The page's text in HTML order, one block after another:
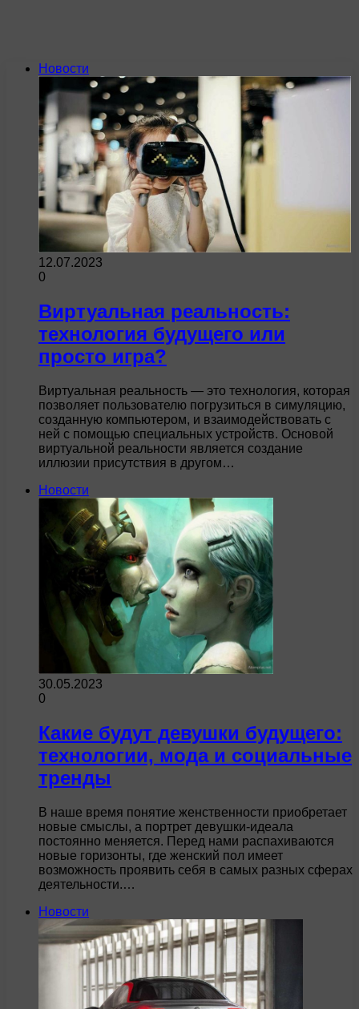
Новости
12.07.2023
0
Виртуальная реальность:
технология будущего или
просто игра?
Виртуальная реальность — это технология, которая
позволяет пользователю погрузиться в симуляцию,
созданную компьютером, и взаимодействовать с
ней с помощью специальных устройств. Основой
виртуальной реальности является создание
иллюзии присутствия в другом…
Новости
30.05.2023
0
Какие будут девушки будущего:
технологии, мода и социальные
тренды
В наше время понятие женственности приобретает
новые смыслы, а портрет девушки-идеала
постоянно меняется. Перед нами распахиваются
новые горизонты, где женский пол имеет
возможность проявить себя в самых разных сферах
деятельности.…
Новости